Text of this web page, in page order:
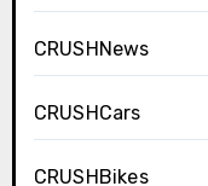
CRUSHNews
CRUSHCars
CRUSHBikes